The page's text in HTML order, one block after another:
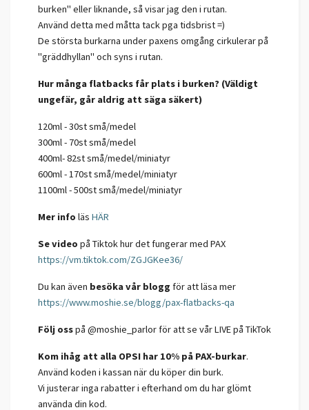
burken" eller liknande, så visar jag den i rutan.
Använd detta med måtta tack pga tidsbrist =)
De största burkarna under paxens omgång cirkulerar på
"gräddhyllan" och syns i rutan.
Hur många flatbacks får plats i burken? (Väldigt
ungefär, går aldrig att säga säkert)
120ml - 30st små/medel
300ml - 70st små/medel
400ml- 82st små/medel/miniatyr
600ml - 170st små/medel/miniatyr
1100ml - 500st små/medel/miniatyr
Mer info läs HÄR
Se video på Tiktok hur det fungerar med PAX
https://vm.tiktok.com/ZGJGKee36/
Du kan även besöka vår blogg för att läsa mer
https://www.moshie.se/blogg/pax-flatbacks-qa
Följ osspå @moshie_parlor för att se vår LIVE på TikTok
Kom ihåg att alla OPSI har 10% på PAX-burkar.
Använd koden i kassan när du köper din burk.
Vi justerar inga rabatter i efterhand om du har glömt
använda din kod.